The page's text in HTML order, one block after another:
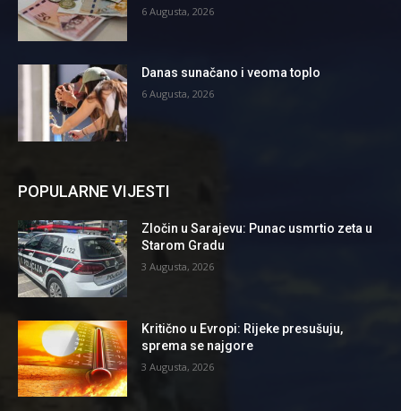
6 Augusta, 2026
Danas sunačano i veoma toplo
6 Augusta, 2026
POPULARNE VIJESTI
Zločin u Sarajevu: Punac usmrtio zeta u
Starom Gradu
3 Augusta, 2026
Kritično u Evropi: Rijeke presušuju,
sprema se najgore
3 Augusta, 2026